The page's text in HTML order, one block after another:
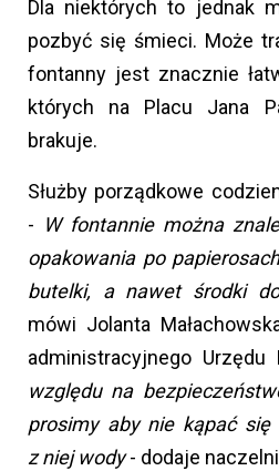
Dla niektórych to jednak
pozbyć się śmieci. Może
fontanny jest znacznie
których na Placu Jana
brakuje.
Służby porządkowe
- W fontannie można
opakowania po
butelki, a nawet środki
mówi Jolanta
administracyjnego Urzędu
względu na
prosimy aby nie kąpać
z niej wody- dodaje